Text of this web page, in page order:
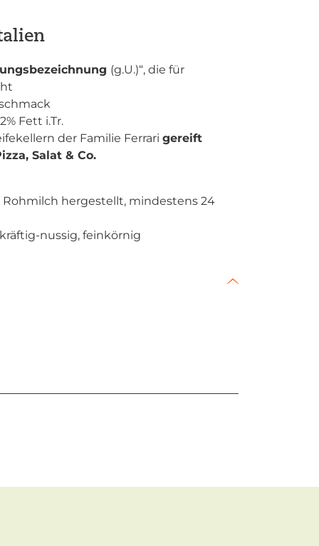
(g.U.)“, die für
Fett i.Tr.
der Familie Ferrari gereift
Salat & Co.
hergestellt, mindestens 24
nussig, feinkörnig